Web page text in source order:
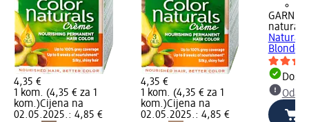
4,35 €
1 kom. (4,35 € za 1
kom.)Cijena na
02.05.2025.: 4,85 €
4,35 €
1 kom. (4,35 € za 1
kom.)Cijena na
02.05.2025.: 4,85 €
naturals
Natural
Blonde,